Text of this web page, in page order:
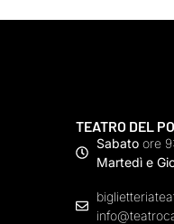
TEATRO DEL
Sabato ore
Martedì e